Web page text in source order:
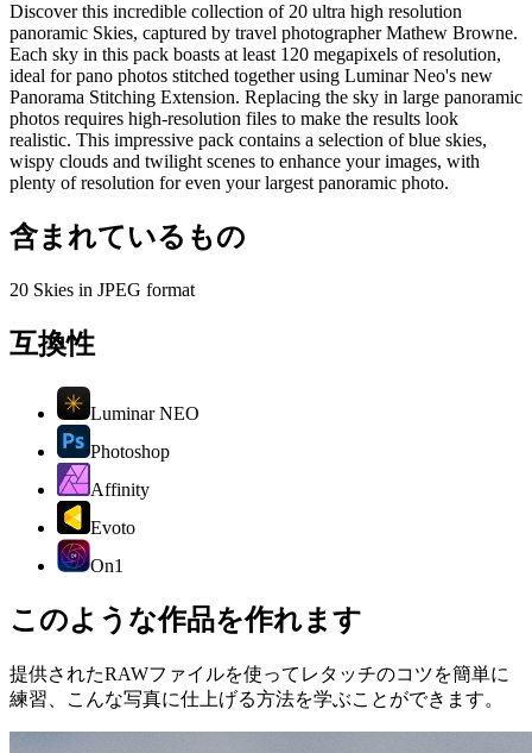
Discover this incredible collection of 20 ultra high resolution
panoramic Skies, captured by travel photographer Mathew Browne.
Each sky in this pack boasts at least 120 megapixels of resolution,
ideal for pano photos stitched together using Luminar Neo's new
Panorama Stitching Extension. Replacing the sky in large panoramic
photos requires high-resolution files to make the results look
realistic. This impressive pack contains a selection of blue skies,
wispy clouds and twilight scenes to enhance your images, with
plenty of resolution for even your largest panoramic photo.
含まれているもの
20 Skies in JPEG format
互換性
Luminar NEO
Photoshop
Affinity
Evoto
On1
このような作品を作れます
提供されたRAWファイルを使ってレタッチのコツを簡単に
練習、こんな写真に仕上げる方法を学ぶことができます。